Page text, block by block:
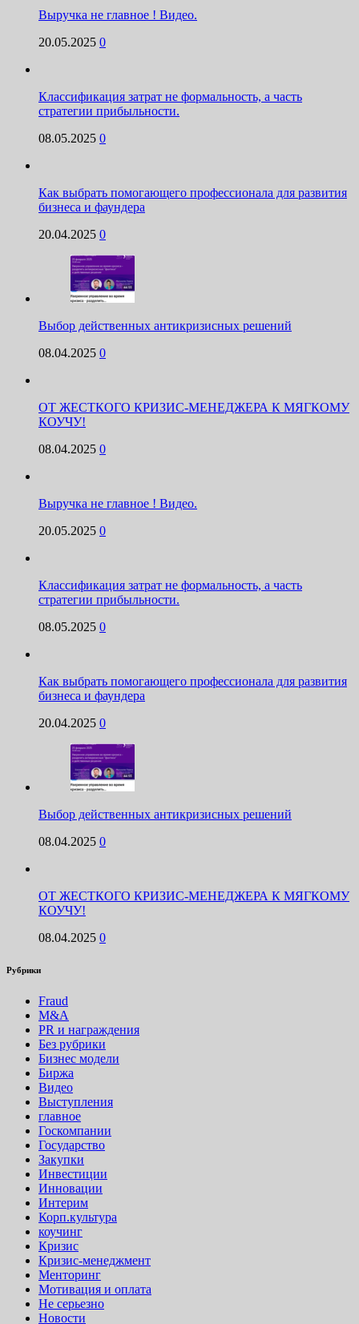
Выручка не главное ! Видео.
20.05.2025 0
Классификация затрат не формальность, а часть
стратегии прибыльности.
08.05.2025 0
Как выбрать помогающего профессионала для развития
бизнеса и фаундера
20.04.2025 0
Выбор действенных антикризисных решений
08.04.2025 0
ОТ ЖЕСТКОГО КРИЗИС-МЕНЕДЖЕРА К МЯГКОМУ
КОУЧУ!
08.04.2025 0
Выручка не главное ! Видео.
20.05.2025 0
Классификация затрат не формальность, а часть
стратегии прибыльности.
08.05.2025 0
Как выбрать помогающего профессионала для развития
бизнеса и фаундера
20.04.2025 0
Выбор действенных антикризисных решений
08.04.2025 0
ОТ ЖЕСТКОГО КРИЗИС-МЕНЕДЖЕРА К МЯГКОМУ
КОУЧУ!
08.04.2025 0
Рубрики
Fraud
M&A
PR и награждения
Без рубрики
Бизнес модели
Биржа
Видео
Выступления
главное
Госкомпании
Государство
Закупки
Инвестиции
Инновации
Интерим
Корп.культура
коучинг
Кризис
Кризис-менеджмент
Менторинг
Мотивация и оплата
Не серьезно
Новости